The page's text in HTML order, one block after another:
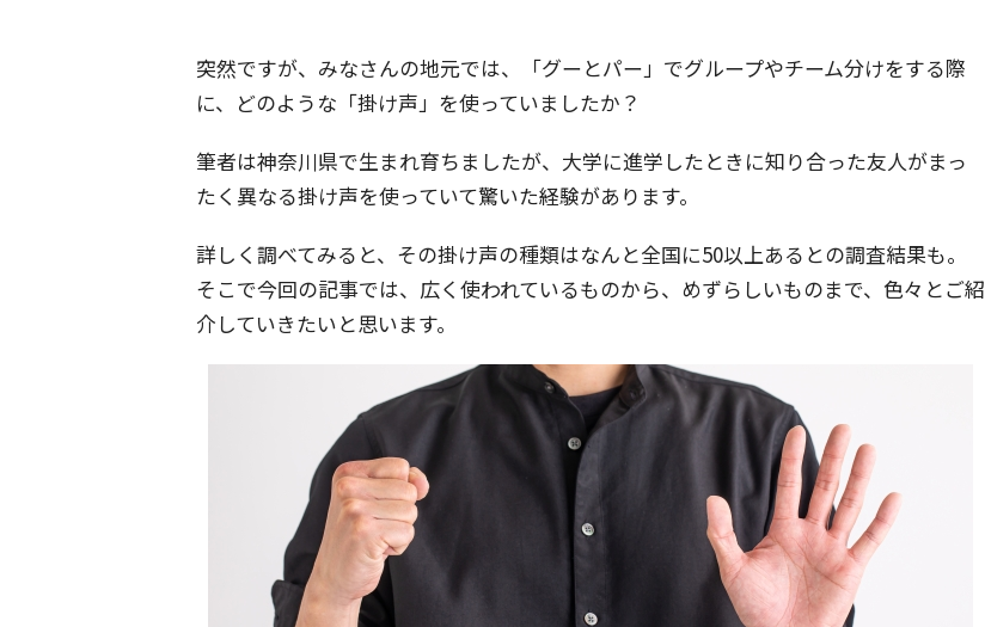
突然ですが、みなさんの地元では、「グーとパー」でグループやチーム分けをする際
に、どのような「掛け声」を使っていましたか？
筆者は神奈川県で生まれ育ちましたが、大学に進学したときに知り合った友人がまっ
たく異なる掛け声を使っていて驚いた経験があります。
詳しく調べてみると、その掛け声の種類はなんと全国に50以上あるとの調査結果も。
そこで今回の記事では、広く使われているものから、めずらしいものまで、色々とご紹
介していきたいと思います。